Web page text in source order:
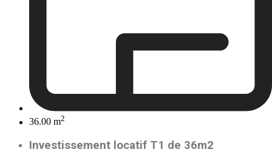
36.00 m2
Investissement locatif T1 de 36m2